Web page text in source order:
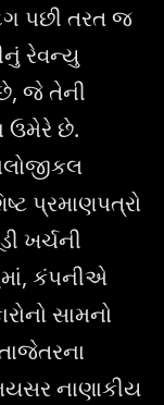
પછી તરત જ
રેવન્યુ
છે, જે તેની
ઉમેરે છે.
પ્રમાણપત્રો
ખર્ચની
કંપનીએ
સામનો
નાણાકીય